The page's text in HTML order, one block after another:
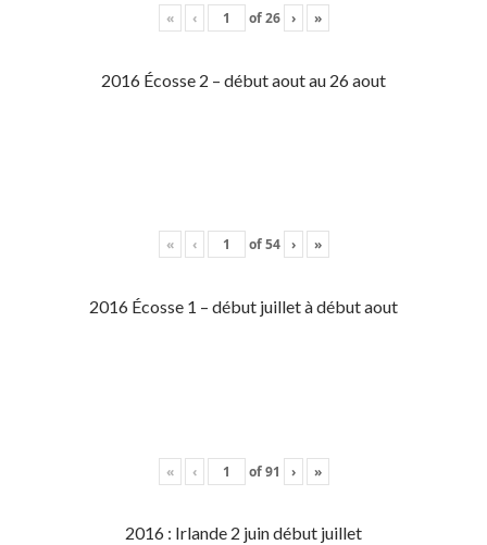
« ‹ of26 › »
2016 Écosse 2 – début aout au 26 aout
« ‹ of54 › »
2016 Écosse 1 – début juillet à début aout
« ‹ of91 › »
2016 : Irlande 2 juin début juillet